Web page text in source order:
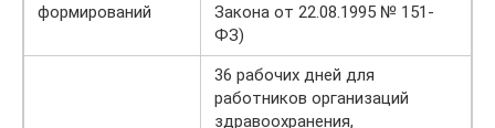
формирований
Закона от 22.08.1995 № 151-
ФЗ)
36 рабочих дней для
работников организаций
здравоохранения,